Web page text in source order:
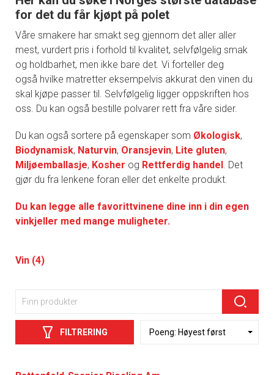
for det du får kjøpt på polet
Våre smakere har smakt seg gjennom det aller aller
mest, vurdert pris i forhold til kvalitet, selvfølgelig smak
og holdbarhet, men ikke bare det. Vi forteller deg
også hvilke matretter eksempelvis akkurat den vinen du
skal kjøpe passer til. Selvfølgelig ligger oppskriften hos
oss. Du kan også bestille polvarer rett fra våre sider.
Du kan også sortere på egenskaper som Økologisk,
Biodynamisk, Naturvin, Oransjevin, Lite gluten,
Miljøemballasje, Kosher og Rettferdig handel. Det
gjør du fra lenkene foran eller det enkelte produkt.
Du kan legge alle favorittvinene dine inn i din egen
vinkjeller med mange muligheter.
Vin (4)
FILTRERING